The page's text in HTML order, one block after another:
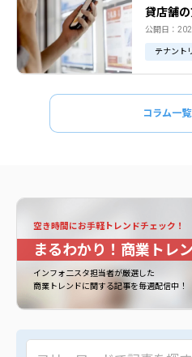
貸店舗
公開日：
テナント
コラム一
空き時間にお手軽トレンドチェック！
まるわかり！商業トレ
インフォ二スタ担当者が厳選した
商業トレンドに関する記事を毎週配信中！